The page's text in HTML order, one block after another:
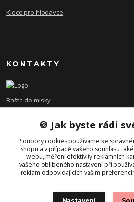
Klece pro hlodavce
KONTAKTY
Bašta do misky
+420 608 479 610
po - pá 8:00 - 15:00
info@bastadomisky.cz
🍪 Jak byste rádi
Soubory cookies používáme ke
shopu a v případě vašeho souhlasu
webu, měření efektivity reklamních
vašeho oblíbeného nastavení při
reklam odpovídajících vašim
Nastavení